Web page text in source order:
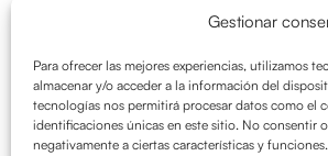
Gestionar
Para ofrecer las mejores experiencias, utilizamos
almacenar y/o acceder a la información del
tecnologías nos permitirá procesar datos como el
identificaciones únicas en este sitio. No consentir
negativamente a ciertas características y funciones.